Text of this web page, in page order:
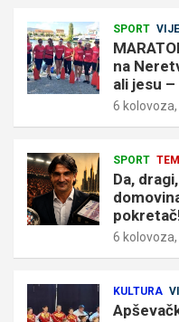
SPORT
na
ali jesu
6
SPORT
Da,
6
KULTURA